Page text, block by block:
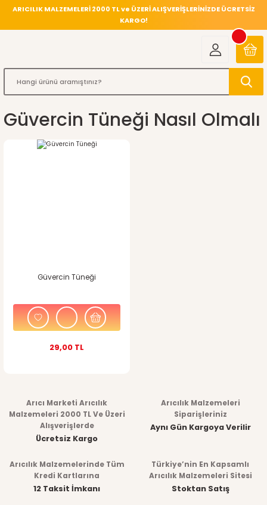
ARICILIK MALZEMELERİ 2000 TL ve ÜZERİ ALIŞVERİŞLERİNİZDE ÜCRETSİZ
KARGO!
Güvercin Tüneği Nasıl Olmalı
Güvercin Tüneği
29,00 TL
Arıcı Marketi Arıcılık
Malzemeleri 2000 TL Ve Üzeri
Alışverişlerde
Ücretsiz Kargo
Arıcılık Malzemeleri
Siparişleriniz
Aynı Gün Kargoya Verilir
Arıcılık Malzemelerinde Tüm
Kredi Kartlarına
12 Taksit İmkanı
Türkiye’nin En Kapsamlı
Arıcılık Malzemeleri Sitesi
Stoktan Satış